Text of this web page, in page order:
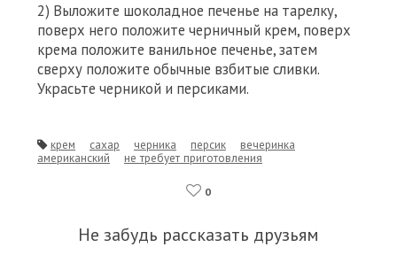
2) Выложите шоколадное печенье на тарелку,
поверх него положите черничный крем, поверх
крема положите ванильное печенье, затем
сверху положите обычные взбитые сливки.
Украсьте черникой и персиками.
крем сахар черника персик
вечеринка
американский
не требует приготовления
0
Не забудь рассказать друзьям